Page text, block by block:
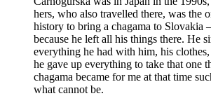
hers, who also travelled there, was the
history to bring a chagama to Slovakia
because he left all his things there. He
everything he had with him, his
he gave up everything to take that one
chagama became for me at that time
what cannot be.